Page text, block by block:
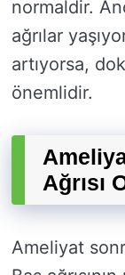
normaldir.
ağrılar
artıyorsa,
önemlidir.
Ağrısı
Ameliyat